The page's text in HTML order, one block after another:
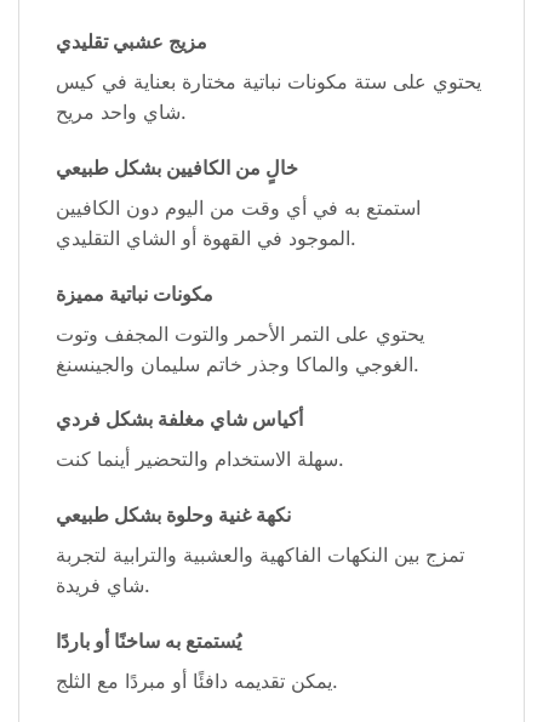
مزيج عشبي تقليدي
يحتوي على ستة مكونات نباتية مختارة بعناية في كيس
شاي واحد مريح.
خالٍ من الكافيين بشكل طبيعي
استمتع به في أي وقت من اليوم دون الكافيين
الموجود في القهوة أو الشاي التقليدي.
مكونات نباتية مميزة
يحتوي على التمر الأحمر والتوت المجفف وتوت
الغوجي والماكا وجذر خاتم سليمان والجينسنغ.
أكياس شاي مغلفة بشكل فردي
سهلة الاستخدام والتحضير أينما كنت.
نكهة غنية وحلوة بشكل طبيعي
تمزج بين النكهات الفاكهية والعشبية والترابية لتجربة
شاي فريدة.
يُستمتع به ساخنًا أو باردًا
يمكن تقديمه دافئًا أو مبردًا مع الثلج.